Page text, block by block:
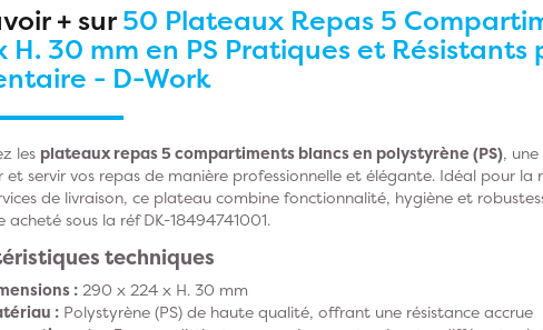
+ sur50 Plateaux Repas 5
H. 30 mm en PS Pratiques et Résistants
- D-Work
les plateaux repas 5 compartiments blancs en polystyrène (PS),
et servir vos repas de manière professionnelle et élégante. Idéal pour la
de livraison, ce plateau combine fonctionnalité, hygiène et
acheté sous la réf DK-18494741001.
techniques
: 290 x 224 x H. 30 mm
: Polystyrène (PS) de haute qualité, offrant une résistance accrue